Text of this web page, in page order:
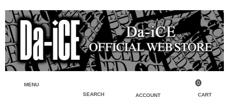
MENU
SEARCH
ACCOUNT CART
0